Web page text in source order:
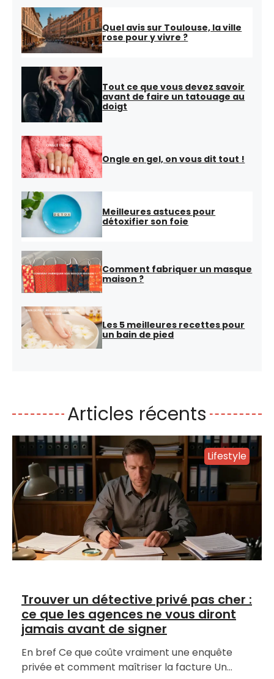
Quel avis sur Toulouse, la ville
rose pour y vivre ?
Tout ce que vous devez savoir
avant de faire un tatouage au
doigt
Ongle en gel, on vous dit tout !
Meilleures astuces pour
détoxifier son foie
Comment fabriquer un masque
maison ?
Les 5 meilleures recettes pour
un bain de pied
Articles récents
Lifestyle
Trouver un détective privé pas cher :
ce que les agences ne vous diront
jamais avant de signer
En bref Ce que coûte vraiment une enquête
privée et comment maîtriser la facture Un…